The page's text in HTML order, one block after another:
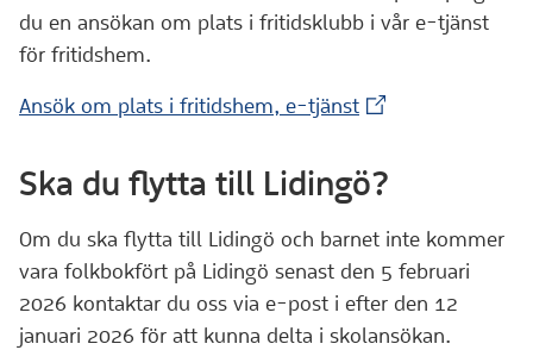
du en ansökan om plats i fritidsklubb i vår e-tjänst
för fritidshem.
Ansök om plats i fritidshem, e-tjänst(Extern
Ska du flytta till Lidingö?
Om du ska flytta till Lidingö och barnet inte kommer
vara folkbokfört på Lidingö senast den 5 februari
2026 kontaktar du oss via e-post i efter den 12
januari 2026 för att kunna delta i skolansökan.